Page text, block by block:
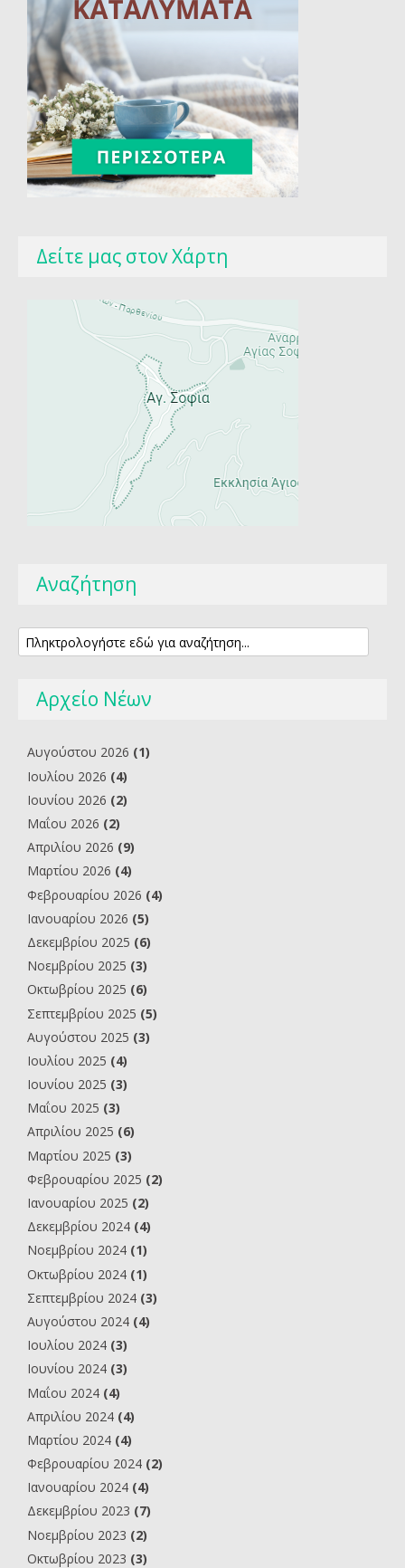
Δείτε μας στοv Χάρτη
Αναζήτηση
Αρχείο Νέων
Αυγούστου 2026 (1)
Ιουλίου 2026 (4)
Ιουνίου 2026 (2)
Μαΐου 2026 (2)
Απριλίου 2026 (9)
Μαρτίου 2026 (4)
Φεβρουαρίου 2026 (4)
Ιανουαρίου 2026 (5)
Δεκεμβρίου 2025 (6)
Νοεμβρίου 2025 (3)
Οκτωβρίου 2025 (6)
Σεπτεμβρίου 2025 (5)
Αυγούστου 2025 (3)
Ιουλίου 2025 (4)
Ιουνίου 2025 (3)
Μαΐου 2025 (3)
Απριλίου 2025 (6)
Μαρτίου 2025 (3)
Φεβρουαρίου 2025 (2)
Ιανουαρίου 2025 (2)
Δεκεμβρίου 2024 (4)
Νοεμβρίου 2024 (1)
Οκτωβρίου 2024 (1)
Σεπτεμβρίου 2024 (3)
Αυγούστου 2024 (4)
Ιουλίου 2024 (3)
Ιουνίου 2024 (3)
Μαΐου 2024 (4)
Απριλίου 2024 (4)
Μαρτίου 2024 (4)
Φεβρουαρίου 2024 (2)
Ιανουαρίου 2024 (4)
Δεκεμβρίου 2023 (7)
Νοεμβρίου 2023 (2)
Οκτωβρίου 2023 (3)